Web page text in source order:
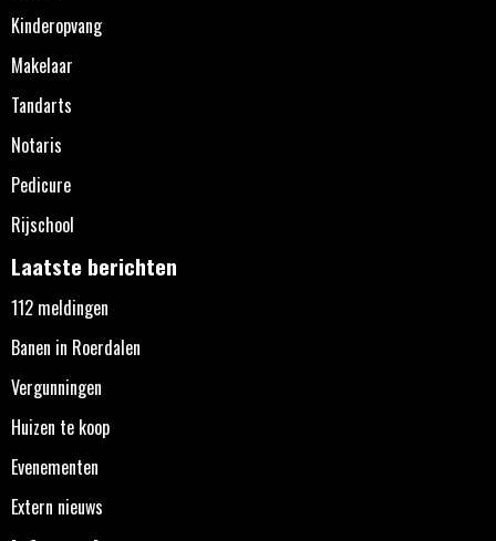
Kinderopvang
Makelaar
Tandarts
Notaris
Pedicure
Rijschool
Laatste berichten
112 meldingen
Banen in Roerdalen
Vergunningen
Huizen te koop
Evenementen
Extern nieuws